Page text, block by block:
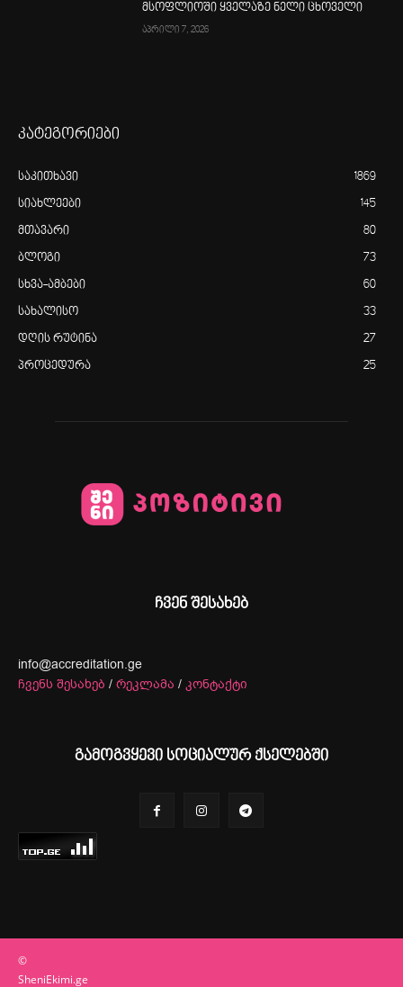
მსოფლიოში ყველაზე ნელი ცხოველი
აპრილი 7, 2026
კატეგორიები
საკითხავი 1869
სიახლეები 145
მთავარი 80
ბლოგი 73
სხვა-ამბები 60
სახალისო 33
დღის რუტინა 27
პროცედურა 25
ჩვენ შესახებ
info@accreditation.ge
ჩვენს შესახებ / რეკლამა / კონტაქტი
გამოგვყევი სოციალურ ქსელებში
©
SheniEkimi.ge